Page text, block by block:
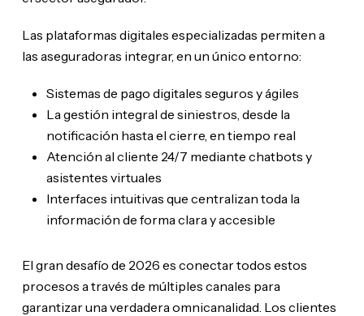
Las plataformas digitales especializadas permiten a
las aseguradoras integrar, en un único entorno:
Sistemas de pago digitales seguros y ágiles
La gestión integral de siniestros, desde la
notificación hasta el cierre, en tiempo real
Atención al cliente 24/7 mediante chatbots y
asistentes virtuales
Interfaces intuitivas que centralizan toda la
información de forma clara y accesible
El gran desafío de 2026 es conectar todos estos
procesos a través de múltiples canales para
garantizar una verdadera omnicanalidad. Los clientes